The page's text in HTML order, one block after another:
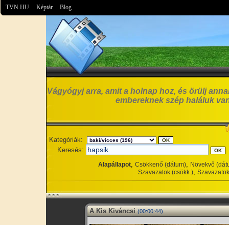
TVN.HU Képtár Blog
Vágyógyj arra, amit a holnap hoz, és örülj
embereknek szép haláluk
Kategóriák:
Keresés:
Alapállapot, Csökkenő (dátum), Növekvő
Szavazatok (csökk.),
A Kis Kiváncsi (00:00:44)